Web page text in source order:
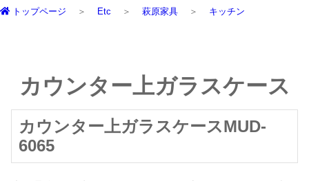
トップページ Etc 萩原家具 キッチン
カウンター上ガラスケース
カウンター上ガラスケースMUD-
6065